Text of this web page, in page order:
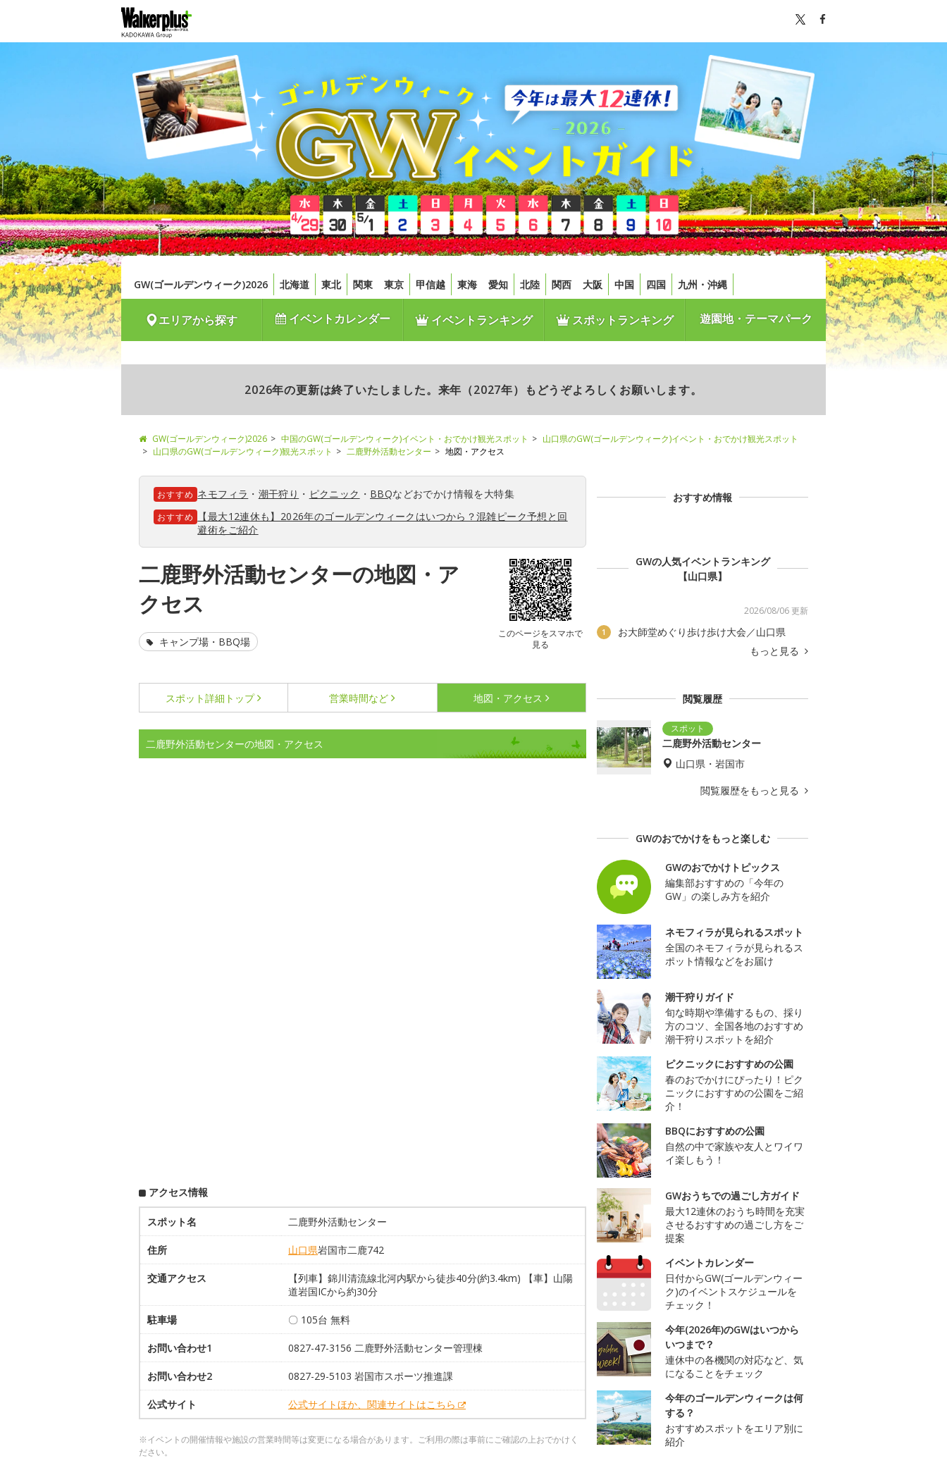
GW(ゴールデンウィーク)2026 北海道 東北 関東 東京 甲信越 東海 愛知 北陸 関西 大阪 中国 四国 九州・沖縄
エリアから探す イベントカレンダー イベントランキング スポットランキング 遊園地・テーマパーク
2026年の更新は終了いたしました。来年（2027年）もどうぞよろしくお願いします。
GW(ゴールデンウィーク)2026 中国のGW(ゴールデンウィーク)イベント・おでかけ観光スポット
山口県のGW(ゴールデンウィーク)イベント・おでかけ観光スポット
山口県のGW(ゴールデンウィーク)観光スポット
二鹿野外活動センター 地図・アクセス
おすすめ ネモフィラ ・ 潮干狩り ・ ピクニック ・ BBQなどおでかけ情報を大特集
おすすめ
【最大12連休も】2026年のゴールデンウィークはいつから？混雑ピーク予想と回
避術をご紹介
二鹿野外活動センターの地図・ア
クセス
このページをスマホで
見る
キャンプ場・BBQ場
スポット詳細 トップ 営業時間など 地図・アクセス
二鹿野外活動センターの地図・アクセス
アクセス情報
スポット名 二鹿野外活動センター
住所 山口県岩国市二鹿742
交通アクセス
【列車】錦川清流線北河内駅から徒歩40分(約3.4km) 【車】山陽
道岩国ICから約30分
駐車場 〇 105台 無料
お問い合わせ1 0827-47-3156 二鹿野外活動センター管理棟
お問い合わせ2 0827-29-5103 岩国市スポーツ推進課
公式サイト 公式サイトほか、関連サイトはこちら
※イベントの開催情報や施設の営業時間等は変更になる場合があります。ご利用の際は事前にご確認の上おでかけく
ださい。
おすすめ情報
GWの人気イベントランキング
【山口県】
2026/08/06 更新
1
お大師堂めぐり歩け歩け大会／山口県
もっと見る
閲覧履歴
二鹿野外活動センター
山口県・岩国市
閲覧履歴をもっと見る
GWのおでかけをもっと楽しむ
GWのおでかけトピックス
編集部おすすめの「今年の
GW」の楽しみ方を紹介
ネモフィラが見られるスポット
全国のネモフィラが見られるス
ポット情報などをお届け
潮干狩りガイド
旬な時期や準備するもの、採り
方のコツ、全国各地のおすすめ
潮干狩りスポットを紹介
ピクニックにおすすめの公園
春のおでかけにぴったり！ピク
ニックにおすすめの公園をご紹
介！
BBQにおすすめの公園
自然の中で家族や友人とワイワ
イ楽しもう！
GWおうちでの過ごし方ガイド
最大12連休のおうち時間を充実
させるおすすめの過ごし方をご
提案
イベントカレンダー
日付からGW(ゴールデンウィー
ク)のイベントスケジュールを
チェック！
今年(2026年)のGWはいつから
いつまで？
連休中の各機関の対応など、気
になることをチェック
今年のゴールデンウィークは何
する？
おすすめスポットをエリア別に
紹介